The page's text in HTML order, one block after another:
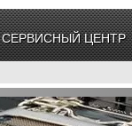
СЕРВИСНЫЙ ЦЕНТР